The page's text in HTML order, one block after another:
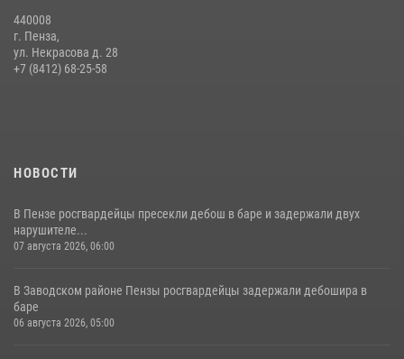
Начальник Управления Росгвардии по Пензенской области Павел
Пучков посетил 55-й Всероссийский Лермонтовский праздник
440008
г. Пенза,
ул. Некрасова д. 28
+7 (8412) 68-25-58
НОВОСТИ
В Пензе росгвардейцы пресекли дебош в баре и задержали двух
нарушителе...
07 августа 2026, 06:00
В Заводском районе Пензы росгвардейцы задержали дебошира в
баре
06 августа 2026, 05:00